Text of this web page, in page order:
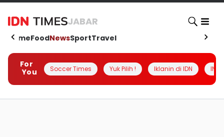
JABAR
HomeFoodNewsSportTravel
For
You
Soccer Times Yuk Pilih ! Iklanin di IDN